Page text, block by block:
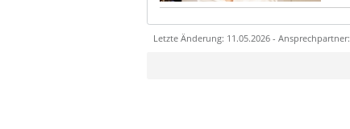
Letzte Änderung: 11.05.2026 - Ansprechpartner: